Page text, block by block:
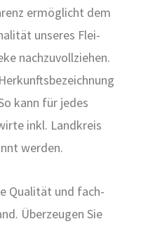
ermög­licht dem
unse­res Flei­
nach­zu­voll­zie­hen.
kann für jedes
inkl. Land­kreis
wer­den.
Qua­li­tät und fach­
Über­zeu­gen Sie